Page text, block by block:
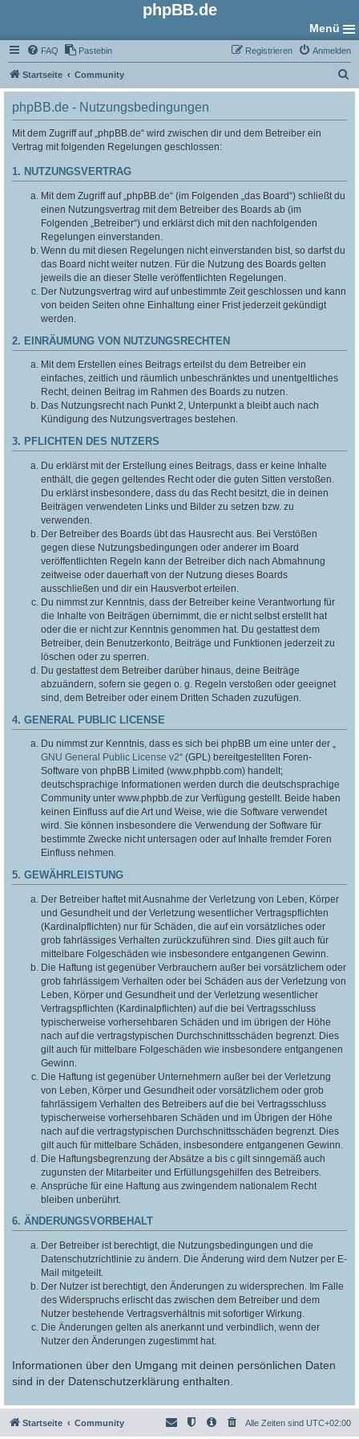
phpBB.de
Menü
FAQ Pastebin Anmelden
Registrieren
Startseite Community
u
phpBB.de - Nutzungsbedingungen
Mit dem Zugriff auf „phpBB.de“ wird zwischen dir und dem Betreiber ein
Vertrag mit folgenden Regelungen geschlossen:
1. NUTZUNGSVERTRAG
Mit dem Zugriff auf „phpBB.de“ (im Folgenden „das Board“) schließt du
einen Nutzungsvertrag mit dem Betreiber des Boards ab (im
Folgenden „Betreiber“) und erklärst dich mit den nachfolgenden
Regelungen einverstanden.
Wenn du mit diesen Regelungen nicht einverstanden bist, so darfst du
das Board nicht weiter nutzen. Für die Nutzung des Boards gelten
jeweils die an dieser Stelle veröffentlichten Regelungen.
Der Nutzungsvertrag wird auf unbestimmte Zeit geschlossen und kann
von beiden Seiten ohne Einhaltung einer Frist jederzeit gekündigt
werden.
2. EINRÄUMUNG VON NUTZUNGSRECHTEN
Mit dem Erstellen eines Beitrags erteilst du dem Betreiber ein
einfaches, zeitlich und räumlich unbeschränktes und unentgeltliches
Recht, deinen Beitrag im Rahmen des Boards zu nutzen.
Das Nutzungsrecht nach Punkt 2, Unterpunkt a bleibt auch nach
Kündigung des Nutzungsvertrages bestehen.
3. PFLICHTEN DES NUTZERS
Du erklärst mit der Erstellung eines Beitrags, dass er keine Inhalte
enthält, die gegen geltendes Recht oder die guten Sitten verstoßen.
Du erklärst insbesondere, dass du das Recht besitzt, die in deinen
Beiträgen verwendeten Links und Bilder zu setzen bzw. zu
verwenden.
Der Betreiber des Boards übt das Hausrecht aus. Bei Verstößen
gegen diese Nutzungsbedingungen oder anderer im Board
veröffentlichten Regeln kann der Betreiber dich nach Abmahnung
zeitweise oder dauerhaft von der Nutzung dieses Boards
ausschließen und dir ein Hausverbot erteilen.
Du nimmst zur Kenntnis, dass der Betreiber keine Verantwortung für
die Inhalte von Beiträgen übernimmt, die er nicht selbst erstellt hat
oder die er nicht zur Kenntnis genommen hat. Du gestattest dem
Betreiber, dein Benutzerkonto, Beiträge und Funktionen jederzeit zu
löschen oder zu sperren.
Du gestattest dem Betreiber darüber hinaus, deine Beiträge
abzuändern, sofern sie gegen o. g. Regeln verstoßen oder geeignet
sind, dem Betreiber oder einem Dritten Schaden zuzufügen.
4. GENERAL PUBLIC LICENSE
Du nimmst zur Kenntnis, dass es sich bei phpBB um eine unter der „
GNU General Public License v2“ (GPL) bereitgestellten Foren-
Software von phpBB Limited (www.phpbb.com) handelt;
deutschsprachige Informationen werden durch die deutschsprachige
Community unter www.phpbb.de zur Verfügung gestellt. Beide haben
keinen Einfluss auf die Art und Weise, wie die Software verwendet
wird. Sie können insbesondere die Verwendung der Software für
bestimmte Zwecke nicht untersagen oder auf Inhalte fremder Foren
Einfluss nehmen.
5. GEWÄHRLEISTUNG
Der Betreiber haftet mit Ausnahme der Verletzung von Leben, Körper
und Gesundheit und der Verletzung wesentlicher Vertragspflichten
(Kardinalpflichten) nur für Schäden, die auf ein vorsätzliches oder
grob fahrlässiges Verhalten zurückzuführen sind. Dies gilt auch für
mittelbare Folgeschäden wie insbesondere entgangenen Gewinn.
Die Haftung ist gegenüber Verbrauchern außer bei vorsätzlichem oder
grob fahrlässigem Verhalten oder bei Schäden aus der Verletzung von
Leben, Körper und Gesundheit und der Verletzung wesentlicher
Vertragspflichten (Kardinalpflichten) auf die bei Vertragsschluss
typischerweise vorhersehbaren Schäden und im übrigen der Höhe
nach auf die vertragstypischen Durchschnittsschäden begrenzt. Dies
gilt auch für mittelbare Folgeschäden wie insbesondere entgangenen
Gewinn.
Die Haftung ist gegenüber Unternehmern außer bei der Verletzung
von Leben, Körper und Gesundheit oder vorsätzlichem oder grob
fahrlässigem Verhalten des Betreibers auf die bei Vertragsschluss
typischerweise vorhersehbaren Schäden und im Übrigen der Höhe
nach auf die vertragstypischen Durchschnittsschäden begrenzt. Dies
gilt auch für mittelbare Schäden, insbesondere entgangenen Gewinn.
Die Haftungsbegrenzung der Absätze a bis c gilt sinngemäß auch
zugunsten der Mitarbeiter und Erfüllungsgehilfen des Betreibers.
Ansprüche für eine Haftung aus zwingendem nationalem Recht
bleiben unberührt.
6. ÄNDERUNGSVORBEHALT
Der Betreiber ist berechtigt, die Nutzungsbedingungen und die
Datenschutzrichtlinie zu ändern. Die Änderung wird dem Nutzer per E-
Mail mitgeteilt.
Der Nutzer ist berechtigt, den Änderungen zu widersprechen. Im Falle
des Widerspruchs erlischt das zwischen dem Betreiber und dem
Nutzer bestehende Vertragsverhältnis mit sofortiger Wirkung.
Die Änderungen gelten als anerkannt und verbindlich, wenn der
Nutzer den Änderungen zugestimmt hat.
Informationen über den Umgang mit deinen persönlichen Daten
sind in der Datenschutzerklärung enthalten.
Startseite Community Alle Zeiten sind UTC+02:00